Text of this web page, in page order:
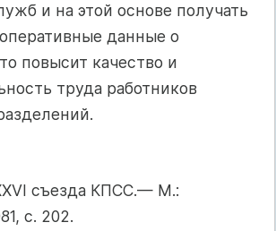
и на этой основе получать
данные о
повысит качество и
труда работников
съезда КПСС.— М.:
с. 202.